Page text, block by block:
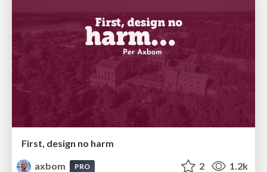
First, design no harm
axbom
PRO 2 1.2k